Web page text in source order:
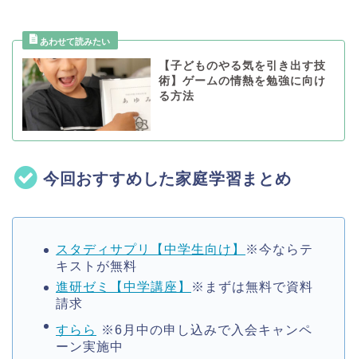
【子どものやる気を引き出す技
術】ゲームの情熱を勉強に向け
る方法
今回おすすめした家庭学習まとめ
スタディサプリ【中学生向け】
※今ならテ
キストが無料
進研ゼミ【中学講座】
※まずは無料で資料
請求
すらら
※6月中の申し込みで入会キャンペ
ーン実施中